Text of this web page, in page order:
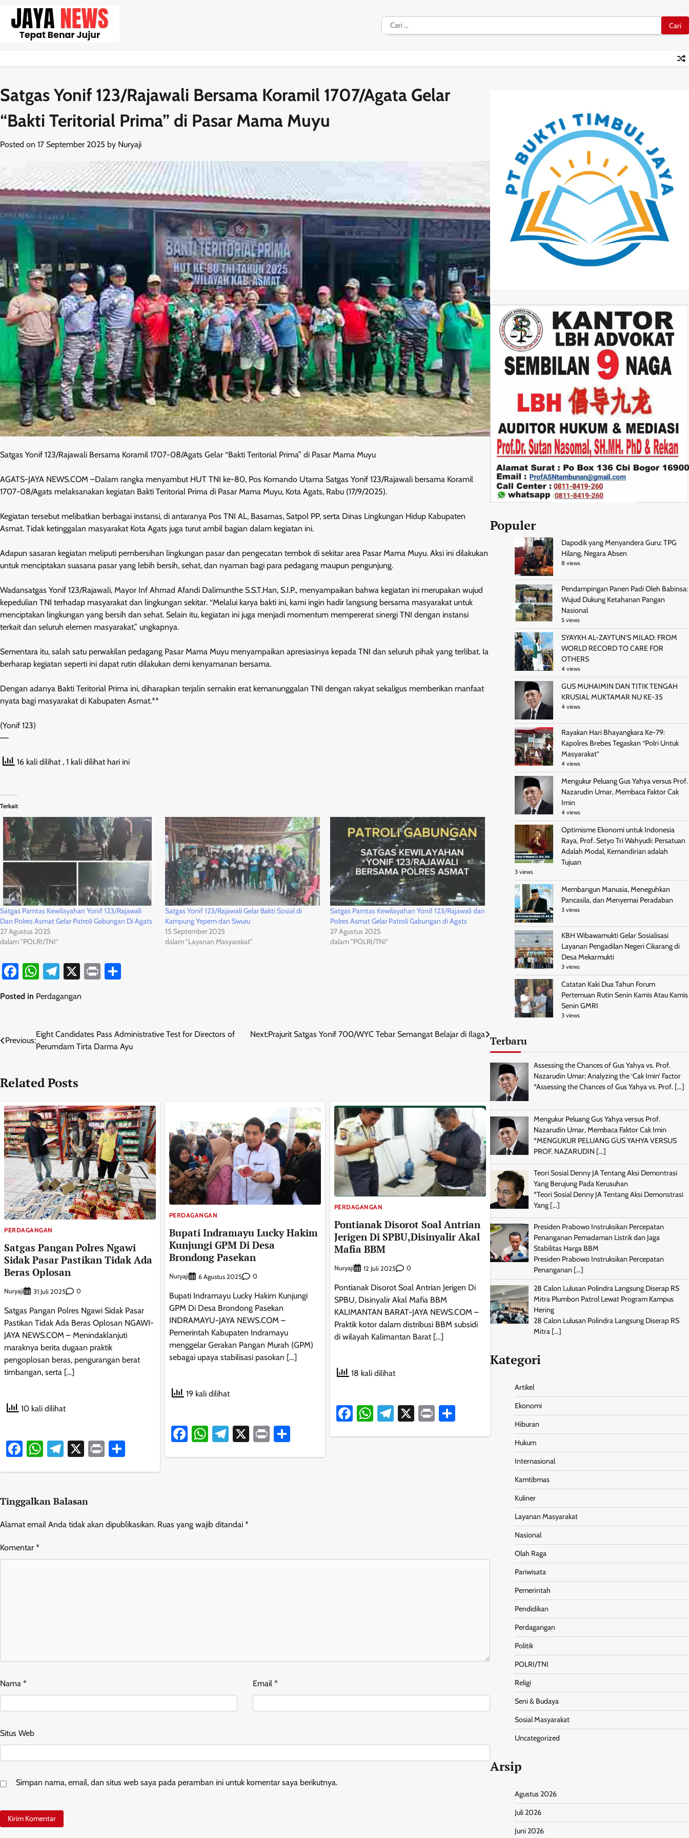
content
Cari
untuk:
Satgas Yonif 123/Rajawali Bersama Koramil 1707/Agata Gelar
“Bakti Teritorial Prima” di Pasar Mama Muyu
Posted on 17 September 2025 by Nuryaji
Satgas Yonif 123/Rajawali Bersama Koramil 1707-08/Agats Gelar “Bakti Teritorial Prima” di Pasar Mama Muyu
AGATS-JAYA NEWS.COM –Dalam rangka menyambut HUT TNI ke-80, Pos Komando Utama Satgas Yonif 123/Rajawali bersama Koramil
1707-08/Agats melaksanakan kegiatan Bakti Teritorial Prima di Pasar Mama Muyu, Kota Agats, Rabu (17/9/2025).
Kegiatan tersebut melibatkan berbagai instansi, di antaranya Pos TNI AL, Basarnas, Satpol PP, serta Dinas Lingkungan Hidup Kabupaten
Asmat. Tidak ketinggalan masyarakat Kota Agats juga turut ambil bagian dalam kegiatan ini.
Adapun sasaran kegiatan meliputi pembersihan lingkungan pasar dan pengecatan tembok di sekitar area Pasar Mama Muyu. Aksi ini dilakukan
untuk menciptakan suasana pasar yang lebih bersih, sehat, dan nyaman bagi para pedagang maupun pengunjung.
Wadansatgas Yonif 123/Rajawali, Mayor Inf Ahmad Afandi Dalimunthe S.S.T.Han, S.I.P., menyampaikan bahwa kegiatan ini merupakan wujud
kepedulian TNI terhadap masyarakat dan lingkungan sekitar. “Melalui karya bakti ini, kami ingin hadir langsung bersama masyarakat untuk
menciptakan lingkungan yang bersih dan sehat. Selain itu, kegiatan ini juga menjadi momentum mempererat sinergi TNI dengan instansi
terkait dan seluruh elemen masyarakat,” ungkapnya.
Sementara itu, salah satu perwakilan pedagang Pasar Mama Muyu menyampaikan apresiasinya kepada TNI dan seluruh pihak yang terlibat. Ia
berharap kegiatan seperti ini dapat rutin dilakukan demi kenyamanan bersama.
Dengan adanya Bakti Teritorial Prima ini, diharapkan terjalin semakin erat kemanunggalan TNI dengan rakyat sekaligus memberikan manfaat
nyata bagi masyarakat di Kabupaten Asmat.**
(Yonif 123)
—-
16 kali dilihat , 1 kali dilihat hari ini
Terkait
Satgas Pamtas Kewilayahan Yonif 123/Rajawali
Dan Polres Asmat Gelar Patroli Gabungan Di Agats
27 Agustus 2025
dalam "POLRI/TNI"
Satgas Yonif 123/Rajawali Gelar Bakti Sosial di
Kampung Yepem dan Swuru
15 September 2025
dalam "Layanan Masyarakat"
Satgas Pamtas Kewilayahan Yonif 123/Rajawali dan
Polres Asmat Gelar Patroli Gabungan di Agats
27 Agustus 2025
dalam "POLRI/TNI"
Facebook
WhatsApp
Telegram
X Print
Posted in Perdagangan
Navigasi
Previous:
Eight Candidates Pass Administrative Test for Directors of
Perumdam Tirta Darma Ayu
Next:Prajurit Satgas Yonif 700/WYC Tebar Semangat Belajar di Ilaga
Related Posts
PERDAGANGAN
Satgas Pangan Polres Ngawi
Sidak Pasar Pastikan Tidak Ada
Beras Oplosan
Nuryaji 31 Juli 2025 0
Satgas Pangan Polres Ngawi Sidak Pasar
Pastikan Tidak Ada Beras Oplosan NGAWI-
JAYA NEWS.COM – Menindaklanjuti
maraknya berita dugaan praktik
pengoplosan beras, pengurangan berat
timbangan, serta […]
10 kali dilihat
Facebook
WhatsApp
Telegram
X Print
PERDAGANGAN
Bupati Indramayu Lucky Hakim
Kunjungi GPM Di Desa
Brondong Pasekan
Nuryaji 6 Agustus 2025 0
Bupati Indramayu Lucky Hakim Kunjungi
GPM Di Desa Brondong Pasekan
‎INDRAMAYU-JAYA NEWS.COM –
Pemerintah Kabupaten Indramayu
menggelar Gerakan Pangan Murah (GPM)
sebagai upaya stabilisasi pasokan […]
19 kali dilihat
Facebook
WhatsApp
Telegram
X PrintShare
PERDAGANGAN
Pontianak Disorot Soal Antrian
Jerigen Di SPBU,Disinyalir Akal
Mafia BBM
Nuryaji 12 Juli 2025 0
Pontianak Disorot Soal Antrian Jerigen Di
SPBU, Disinyalir Akal Mafia BBM
KALIMANTAN BARAT-JAYA NEWS.COM –
Praktik kotor dalam distribusi BBM subsidi
di wilayah Kalimantan Barat […]
18 kali dilihat
Facebook
WhatsApp
Telegram
X PrintShare
Tinggalkan Balasan
Alamat email Anda tidak akan dipublikasikan. Ruas yang wajib ditandai *
Komentar *
Nama * Email *
Situs Web
Simpan nama, email, dan situs web saya pada peramban ini untuk komentar saya berikutnya.
Populer
Dapodik yang Menyandera Guru: TPG
Hilang, Negara Absen
8 views
Pendampingan Panen Padi Oleh Babinsa:
Wujud Dukung Ketahanan Pangan
Nasional
5 views
SYAYKH AL-ZAYTUN’S MILAD: FROM
WORLD RECORD TO CARE FOR
OTHERS
4 views
GUS MUHAIMIN DAN TITIK TENGAH
KRUSIAL MUKTAMAR NU KE-35
4 views
Rayakan Hari Bhayangkara Ke-79:
Kapolres Brebes Tegaskan “Polri Untuk
Masyarakat”
4 views
Mengukur Peluang Gus Yahya versus Prof.
Nazarudin Umar, Membaca Faktor Cak
Imin
4 views
Optimisme Ekonomi untuk Indonesia
Raya, Prof. Setyo Tri Wahyudi: Persatuan
Adalah Modal, Kemandirian adalah
Tujuan
3 views
Membangun Manusia, Meneguhkan
Pancasila, dan Menyemai Peradaban
3 views
KBH Wibawamukti Gelar Sosialisasi
Layanan Pengadilan Negeri Cikarang di
Desa Mekarmukti
3 views
Catatan Kaki Dua Tahun Forum
Pertemuan Rutin Senin Kamis Atau Kamis
Senin GMRI
3 views
Terbaru
Assessing the Chances of Gus Yahya vs. Prof.
Nazarudin Umar: Analyzing the ‘Cak Imin’ Factor
*Assessing the Chances of Gus Yahya vs. Prof. […]
Mengukur Peluang Gus Yahya versus Prof.
Nazarudin Umar, Membaca Faktor Cak Imin
*MENGUKUR PELUANG GUS YAHYA VERSUS
PROF. NAZARUDIN […]
Teori Sosial Denny JA Tentang Aksi Demontrasi
Yang Berujung Pada Kerusuhan
*Teori Sosial Denny JA Tentang Aksi Demonstrasi
Yang […]
Presiden Prabowo Instruksikan Percepatan
Penanganan Pemadaman Listrik dan Jaga
Stabilitas Harga BBM
Presiden Prabowo Instruksikan Percepatan
Penanganan […]
28 Calon Lulusan Polindra Langsung Diserap RS
Mitra Plumbon Patrol Lewat Program Kampus
Hering
28 Calon Lulusan Polindra Langsung Diserap RS
Mitra […]
Kategori
Artikel
Ekonomi
Hiburan
Hukum
Internasional
Kamtibmas
Kuliner
Layanan Masyarakat
Nasional
Olah Raga
Pariwisata
Pemerintah
Pendidikan
Perdagangan
Politik
POLRI/TNI
Religi
Seni & Budaya
Sosial Masyarakat
Uncategorized
Arsip
Agustus 2026
Juli 2026
Juni 2026